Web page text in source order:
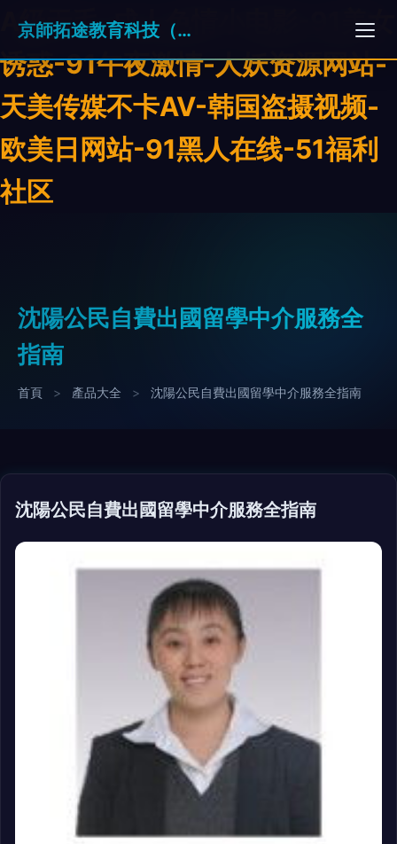
A级无毛-成人色情小电影-91美女
诱惑-91午夜激情-人妖资源网站-
天美传媒不卡AV-韩国盗摄视频-
欧美日网站-91黑人在线-51福利
社区
京師拓途教育科技（北京）集團有限公司
沈陽公民自費出國留學中介服務全
指南
首頁 > 產品大全 > 沈陽公民自費出國留學中介服務全指南
沈陽公民自費出國留學中介服務全指南